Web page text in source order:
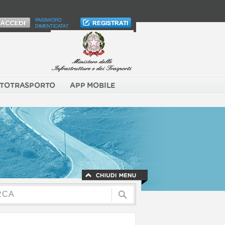
PASSWORD
DIMENTICATA?
APP MOBILE